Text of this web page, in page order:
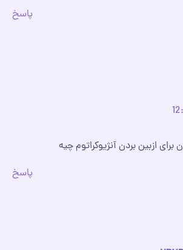
پاسخ
برای ازبین بردن آنژیوکراتوم چیه
پاسخ